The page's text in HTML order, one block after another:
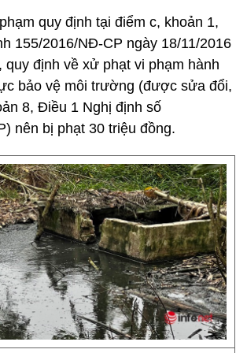
quy định tại điểm c, khoản 1,
155/2016/NĐ-CP ngày 18/11/2016
quy định về xử phạt vi phạm hành
bảo vệ môi trường (được sửa đổi,
8, Điều 1 Nghị định số
nên bị phạt 30 triệu đồng.